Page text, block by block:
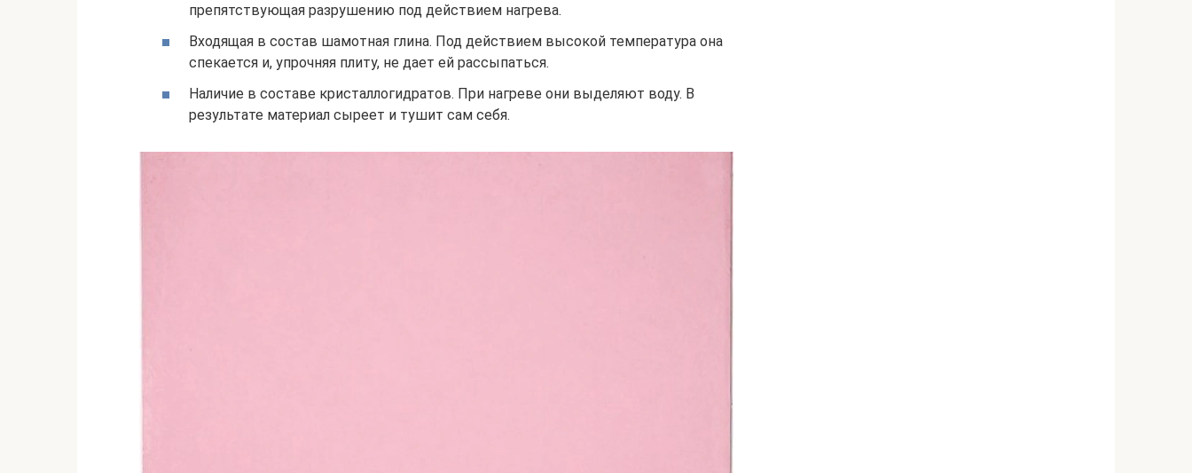
препятствующая разрушению под действием нагрева.
Входящая в состав шамотная глина. Под действием высокой температура она
спекается и, упрочняя плиту, не дает ей рассыпаться.
Наличие в составе кристаллогидратов. При нагреве они выделяют воду. В
результате материал сыреет и тушит сам себя.